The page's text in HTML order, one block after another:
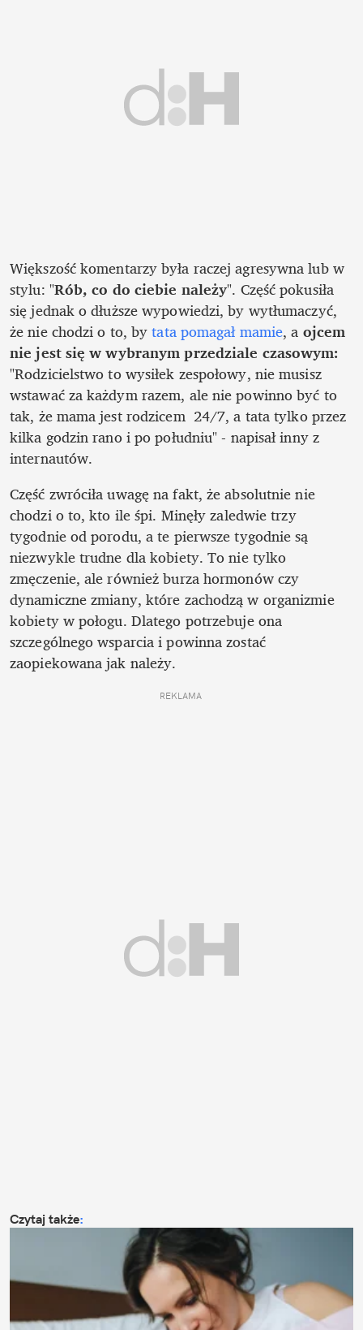
Większość komentarzy była raczej agresywna lub w
stylu: "Rób, co do ciebie należy". Część pokusiła
się jednak o dłuższe wypowiedzi, by wytłumaczyć,
że nie chodzi o to, by tata pomagał mamie, a ojcem
nie jest się w wybranym przedziale czasowym:
"Rodzicielstwo to wysiłek zespołowy, nie musisz
wstawać za każdym razem, ale nie powinno być to
tak, że mama jest rodzicem  24/7, a tata tylko przez
kilka godzin rano i po południu" - napisał inny z
internautów.
Część zwróciła uwagę na fakt, że absolutnie nie
chodzi o to, kto ile śpi. Minęły zaledwie trzy
tygodnie od porodu, a te pierwsze tygodnie są
niezwykle trudne dla kobiety. To nie tylko
zmęczenie, ale również burza hormonów czy
dynamiczne zmiany, które zachodzą w organizmie
kobiety w połogu. Dlatego potrzebuje ona
szczególnego wsparcia i powinna zostać
zaopiekowana jak należy.
REKLAMA
Czytaj także: